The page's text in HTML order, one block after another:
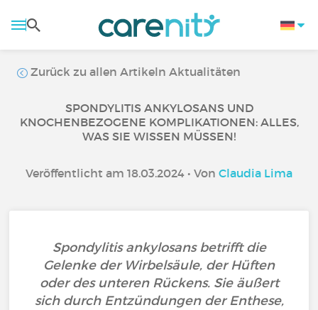
Zurück zu allen Artikeln Aktualitäten
SPONDYLITIS ANKYLOSANS UND
KNOCHENBEZOGENE KOMPLIKATIONEN: ALLES,
WAS SIE WISSEN MÜSSEN!
Veröffentlicht am 18.03.2024 • Von Claudia Lima
Spondylitis ankylosans betrifft die
Gelenke der Wirbelsäule, der Hüften
oder des unteren Rückens. Sie äußert
sich durch Entzündungen der Enthese,